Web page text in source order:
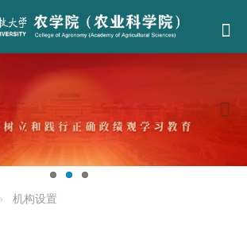
机构设置